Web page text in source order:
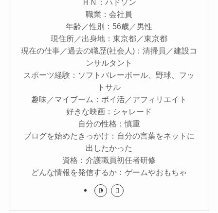
ＨＮ：ハドソン
職業：会社員
年齢／性別：56歳／男性
現住所／出身地：東京都／東京都
現在の仕事／過去の職歴(社会人)：清掃員／建設コ
ンサルタント
スポーツ経験：ソフトバレーボール、野球、フッ
トサル
趣味／マイブーム：ポイ活／アフィリエイト
好きな映画：シャレード
自分の性格：慎重
ブログを始めたきっかけ：自分の言葉をネットに
出したかった
資格：介護職員初任者研修
どんな情報を発信するか：ゲームやおもちゃ